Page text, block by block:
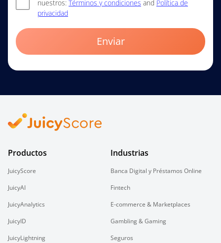
nuestros: Términos y condiciones and Política de
privacidad
Enviar
Productos
JuicyScore
JuicyAI
JuicyAnalytics
JuicyID
JuicyLightning
Industrias
Banca Digital y Préstamos Online
Fintech
E-commerce & Marketplaces
Gambling & Gaming
Seguros